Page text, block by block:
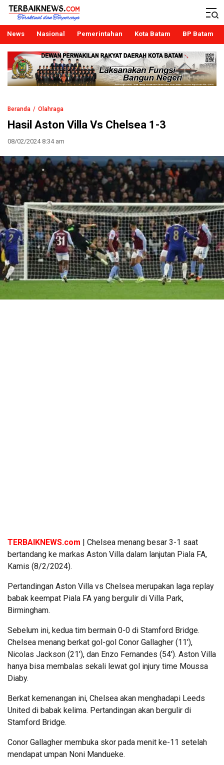
Terbaiknews
Teraktual dan Terpercaya
News Nasional Pemerintahan Kota Batam BP Batam
Beranda Olahraga
Hasil Aston Villa Vs Chelsea 1-3
08/02/2024 8:34 am
TERBAIKNEWS.com | Chelsea menang besar 3-1 saat
bertandang ke markas Aston Villa dalam lanjutan Piala FA,
Kamis (8/2/2024).
Pertandingan Aston Villa vs Chelsea merupakan laga replay
babak keempat Piala FA yang bergulir di Villa Park,
Birmingham.
Sebelum ini, kedua tim bermain 0-0 di Stamford Bridge.
Chelsea menang berkat gol-gol Conor Gallagher (11′),
Nicolas Jackson (21′), dan Enzo Fernandes (54′). Aston Villa
hanya bisa membalas sekali lewat gol injury time Moussa
Diaby.
Berkat kemenangan ini, Chelsea akan menghadapi Leeds
United di babak kelima. Pertandingan akan bergulir di
Stamford Bridge.
Conor Gallagher membuka skor pada menit ke-11 setelah
mendapat umpan Noni Mandueke.